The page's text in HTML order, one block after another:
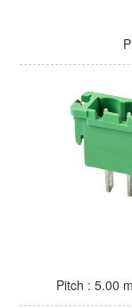
Pitch : 5.00